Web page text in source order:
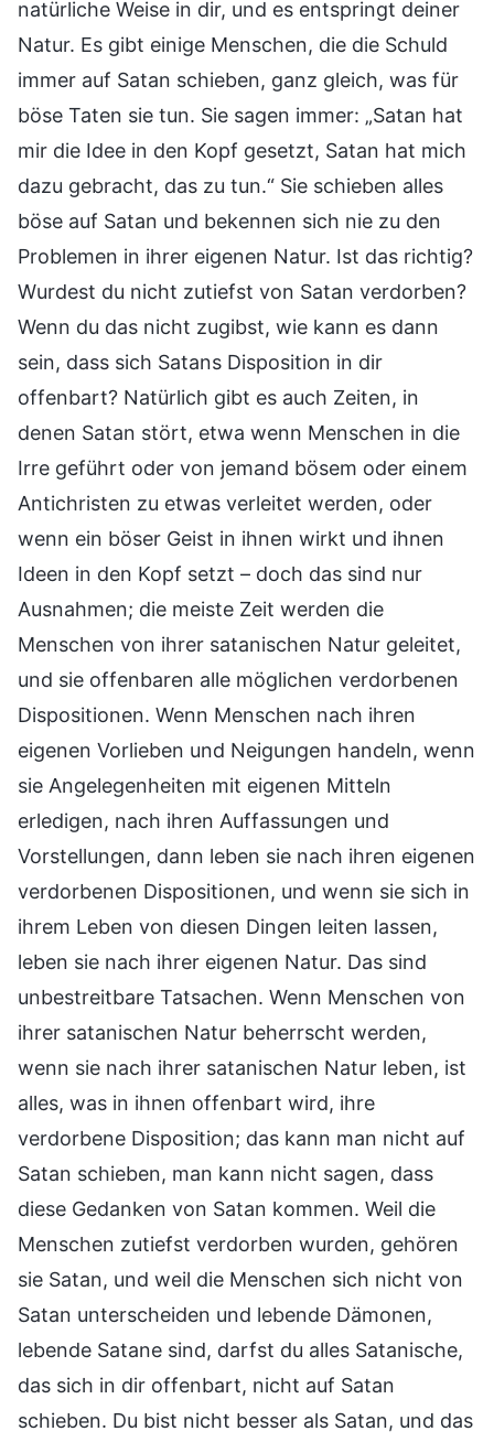
natürliche Weise in dir, und es entspringt deiner
Natur. Es gibt einige Menschen, die die Schuld
immer auf Satan schieben, ganz gleich, was für
böse Taten sie tun. Sie sagen immer: „Satan hat
mir die Idee in den Kopf gesetzt, Satan hat mich
dazu gebracht, das zu tun.“ Sie schieben alles
böse auf Satan und bekennen sich nie zu den
Problemen in ihrer eigenen Natur. Ist das richtig?
Wurdest du nicht zutiefst von Satan verdorben?
Wenn du das nicht zugibst, wie kann es dann
sein, dass sich Satans Disposition in dir
offenbart? Natürlich gibt es auch Zeiten, in
denen Satan stört, etwa wenn Menschen in die
Irre geführt oder von jemand bösem oder einem
Antichristen zu etwas verleitet werden, oder
wenn ein böser Geist in ihnen wirkt und ihnen
Ideen in den Kopf setzt – doch das sind nur
Ausnahmen; die meiste Zeit werden die
Menschen von ihrer satanischen Natur geleitet,
und sie offenbaren alle möglichen verdorbenen
Dispositionen. Wenn Menschen nach ihren
eigenen Vorlieben und Neigungen handeln, wenn
sie Angelegenheiten mit eigenen Mitteln
erledigen, nach ihren Auffassungen und
Vorstellungen, dann leben sie nach ihren eigenen
verdorbenen Dispositionen, und wenn sie sich in
ihrem Leben von diesen Dingen leiten lassen,
leben sie nach ihrer eigenen Natur. Das sind
unbestreitbare Tatsachen. Wenn Menschen von
ihrer satanischen Natur beherrscht werden,
wenn sie nach ihrer satanischen Natur leben, ist
alles, was in ihnen offenbart wird, ihre
verdorbene Disposition; das kann man nicht auf
Satan schieben, man kann nicht sagen, dass
diese Gedanken von Satan kommen. Weil die
Menschen zutiefst verdorben wurden, gehören
sie Satan, und weil die Menschen sich nicht von
Satan unterscheiden und lebende Dämonen,
lebende Satane sind, darfst du alles Satanische,
das sich in dir offenbart, nicht auf Satan
schieben. Du bist nicht besser als Satan, und das